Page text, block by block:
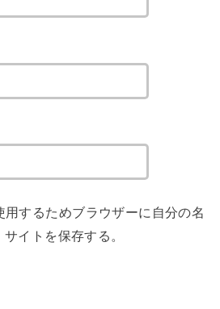
用するためブラウザーに自分の名
イトを保存する。